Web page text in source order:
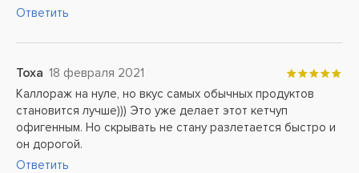
Ответить
Тоха 18 февраля 2021
Каллораж на нуле, но вкус самых обычных продуктов
становится лучше))) Это уже делает этот кетчуп
офигенным. Но скрывать не стану разлетается быстро и
он дорогой.
Ответить